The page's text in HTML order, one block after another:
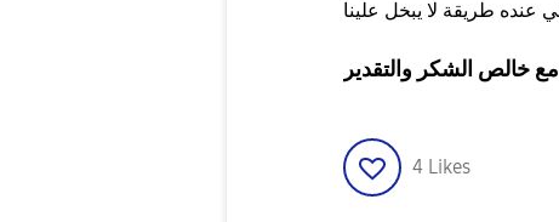
مع خالص الشكر والتقدير
4 Likes